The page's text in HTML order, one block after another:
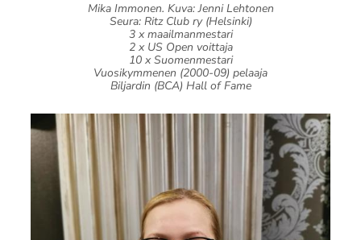
Mika Immonen. Kuva: Jenni Lehtonen
Seura: Ritz Club ry (Helsinki)
3 x maailmanmestari
2 x US Open voittaja
10 x Suomenmestari
Vuosikymmenen (2000-09) pelaaja
Biljardin (BCA) Hall of Fame